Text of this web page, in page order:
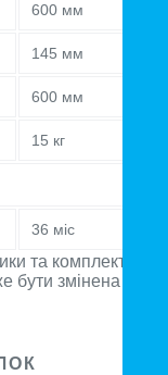
600 мм
145 мм
600 мм
15 кг
36 міс
та комплектацію
бути змінена